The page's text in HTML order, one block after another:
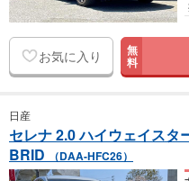
お気に入り 無
料
日産
セレナ 2.0 ハイウェイス
BRID
（DAA-HFC26）